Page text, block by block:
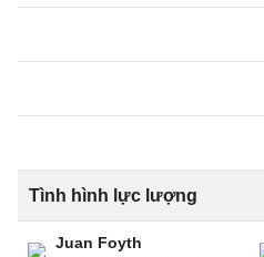
Tình hình lực lượng
Juan Foyth